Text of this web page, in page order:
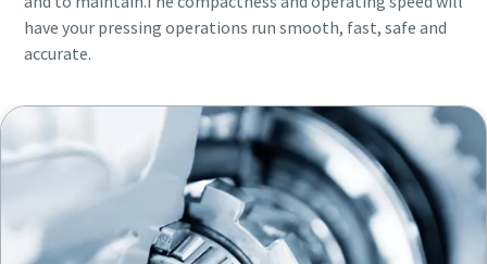
Maßzeichnungen, Informationen zu Ersatzteilen, Produkt
-und Bedienungsanleitungen sowie weitere Information
zu unseren Produkten finden Sie in unserem ServAid.
have your pressing operations run smooth, fast, safe and
accurate.